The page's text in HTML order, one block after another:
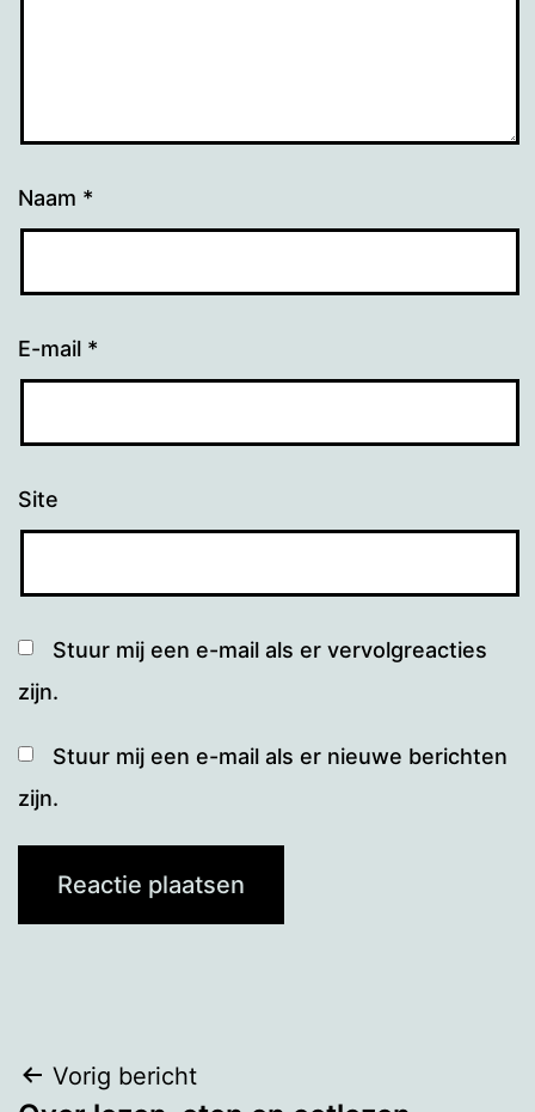
Naam *
E-mail *
Site
Stuur mij een e-mail als er vervolgreacties
zijn.
Stuur mij een e-mail als er nieuwe berichten
zijn.
Bericht
Vorig bericht